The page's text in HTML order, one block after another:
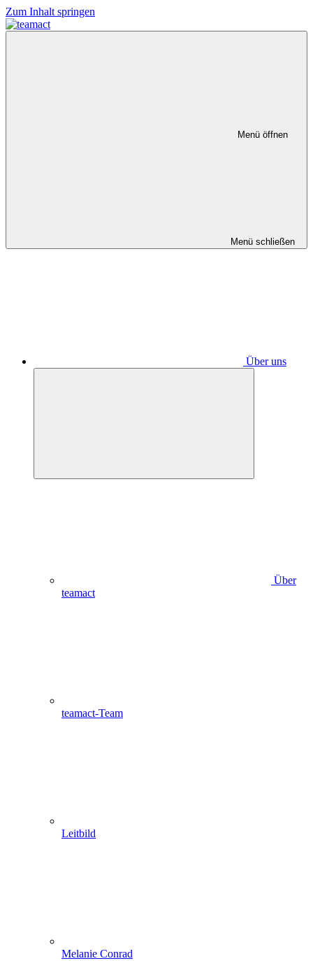
Zum Inhalt springen
Menü öffnen
Menü schließen
Über uns
Über
teamact
teamact-Team
Leitbild
Melanie Conrad